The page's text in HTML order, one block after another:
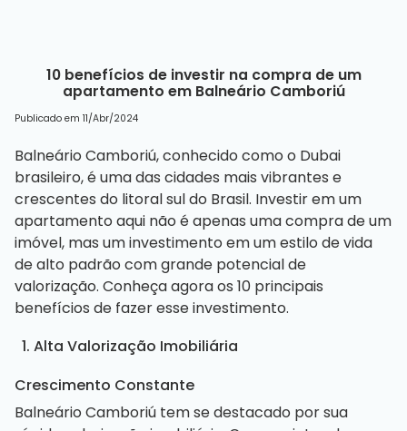
10 benefícios de investir na compra de um
apartamento em Balneário Camboriú
Publicado em 11/Abr/2024
Balneário Camboriú, conhecido como o Dubai
brasileiro, é uma das cidades mais vibrantes e
crescentes do litoral sul do Brasil. Investir em um
apartamento aqui não é apenas uma compra de um
imóvel, mas um investimento em um estilo de vida
de alto padrão com grande potencial de
valorização. Conheça agora os 10 principais
benefícios de fazer esse investimento.
1. Alta Valorização Imobiliária
Crescimento Constante
Balneário Camboriú tem se destacado por sua